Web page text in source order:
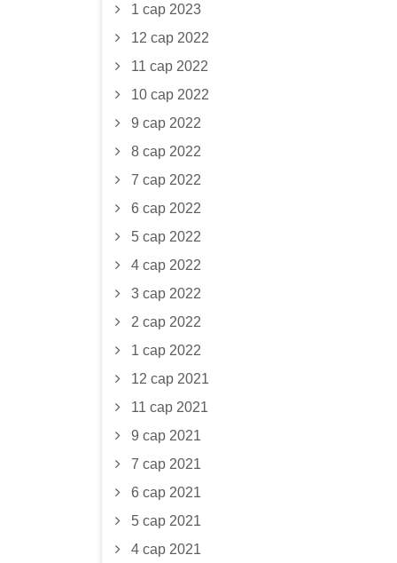
1 сар 2023
12 сар 2022
11 сар 2022
10 сар 2022
9 сар 2022
8 сар 2022
7 сар 2022
6 сар 2022
5 сар 2022
4 сар 2022
3 сар 2022
2 сар 2022
1 сар 2022
12 сар 2021
11 сар 2021
9 сар 2021
7 сар 2021
6 сар 2021
5 сар 2021
4 сар 2021